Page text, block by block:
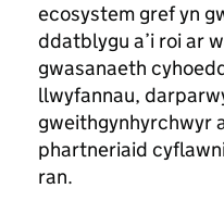
ecosystem gref yn
ddatblygu a’i roi ar
gwasanaeth
llwyfannau,
gweithgynhyrchwyr
phartneriaid
ran.